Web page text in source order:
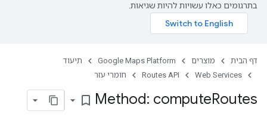
בתרגומים כאלו עשויות להיות שגיאות.
דף הבית מוצרים Google Maps Platform
תיעוד
Web Services
Routes API חומרי עזר
Method: computeRoutes
bookmark_border